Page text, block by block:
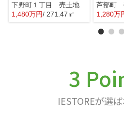
下野町１丁目 売土地
1,480万円/ 271.47㎡
芦部町
1,280万
3
IESTOREが選